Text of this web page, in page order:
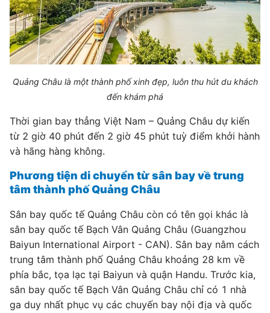
Quảng Châu là một thành phố xinh đẹp, luôn thu hút du khách
đến khám phá
Thời gian bay thẳng Việt Nam – Quảng Châu dự kiến
từ 2 giờ 40 phút đến 2 giờ 45 phút tuỳ điểm khởi hành
và hãng hàng không.
Phương tiện di chuyển từ sân bay về trung
tâm thành phố Quảng Châu
Sân bay quốc tế Quảng Châu còn có tên gọi khác là
sân bay quốc tế Bạch Vân Quảng Châu (Guangzhou
Baiyun International Airport - CAN). Sân bay nằm cách
trung tâm thành phố Quảng Châu khoảng 28 km về
phía bắc, tọa lạc tại Baiyun và quận Handu. Trước kia,
sân bay quốc tế Bạch Vân Quảng Châu chỉ có 1 nhà
ga duy nhất phục vụ các chuyến bay nội địa và quốc